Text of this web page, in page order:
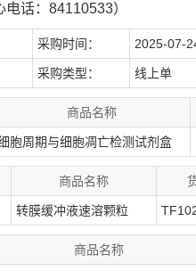
话：84110533）
采购时间： 2025-07-
采购类型： 线上单
商品名称
胞周期与细胞凋亡检测试剂盒
商品名称
转膜缓冲液速溶颗粒
商品名称